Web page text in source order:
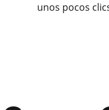
unos pocos